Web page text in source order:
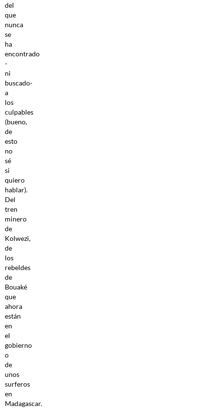
del
que
nunca
se
ha
encontrado
-
ni
buscado-
a
los
culpables
(bueno,
de
esto
no
sé
si
quiero
hablar).
Del
tren
minero
de
Kolwezi,
de
los
rebeldes
de
Bouaké
que
ahora
están
en
el
gobierno
o
de
unos
surferos
en
Madagascar.